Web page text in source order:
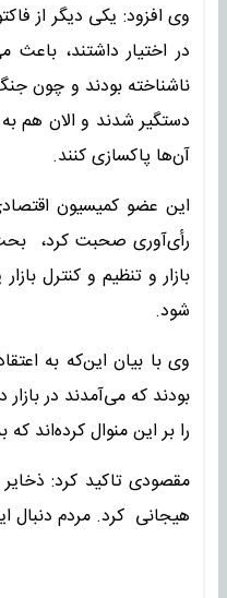
وی افزود: یکی دیگر از
در اختیار داشتند،
ناشناخته بودند و چون
دستگیر شدند و الان هم به
آن‌ها پاکسازی کنند.
این عضو کمیسیون
رأی‌آوری صحبت کرد، بحث
بازار و تنظیم و کنترل
شود.
وی با بیان این‌که به
بودند که می‌آمدند در
را بر این منوال
مقصودی تاکید کرد: ذخایر
هیجانی کرد. مردم دنبال